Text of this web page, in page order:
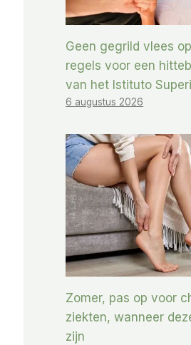
Geen gegrild vlees
regels voor een
van het Istituto
6 augustus 2026
Zomer, pas op voor
ziekten, wanneer
zijn